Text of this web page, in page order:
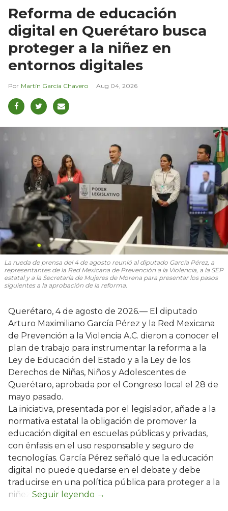
Reforma de educación
digital en Querétaro busca
proteger a la niñez en
entornos digitales
Martín García Chavero Aug 04, 2026
La rueda de prensa del 4 de agosto reunió al diputado García Pérez, a
representantes de la Red Mexicana de Prevención a la Violencia, a la SEP
estatal y a la Secretaría de Mujeres de Morena para presentar los pasos
siguientes a la aprobación de la reforma.
Querétaro, 4 de agosto de 2026.— El diputado
Arturo Maximiliano García Pérez y la Red Mexicana
de Prevención a la Violencia A.C. dieron a conocer el
plan de trabajo para instrumentar la reforma a la
Ley de Educación del Estado y a la Ley de los
Derechos de Niñas, Niños y Adolescentes de
Querétaro, aprobada por el Congreso local el 28 de
mayo pasado.
La iniciativa, presentada por el legislador, añade a la
normativa estatal la obligación de promover la
educación digital en escuelas públicas y privadas,
con énfasis en el uso responsable y seguro de
tecnologías. García Pérez señaló que la educación
digital no puede quedarse en el debate y debe
traducirse en una política pública para proteger a la
niñez.